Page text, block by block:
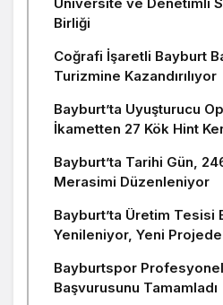
Birliği
Coğrafi İşaretli Bayburt
Turizmine Kazandırılıyor
Bayburt’ta Uyuşturucu
İkametten 27 Kök Hint
Bayburt’ta Tarihi Gün,
Merasimi Düzenleniyor
Bayburt’ta Üretim Tesisi
Yenileniyor, Yeni Projede
Bayburtspor
Başvurusunu Tamamladı